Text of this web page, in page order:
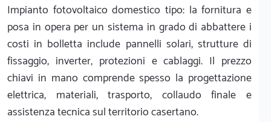
Impianto fotovoltaico domestico tipo: la fornitura e
posa in opera per un sistema in grado di abbattere i
costi in bolletta include pannelli solari, strutture di
fissaggio, inverter, protezioni e cablaggi. Il prezzo
chiavi in mano comprende spesso la progettazione
elettrica, materiali, trasporto, collaudo finale e
assistenza tecnica sul territorio casertano.